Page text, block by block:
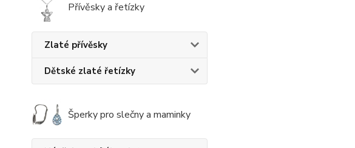
Přívěsky a řetízky
Zlaté přívěsky
Dětské zlaté řetízky
Šperky pro slečny a maminky